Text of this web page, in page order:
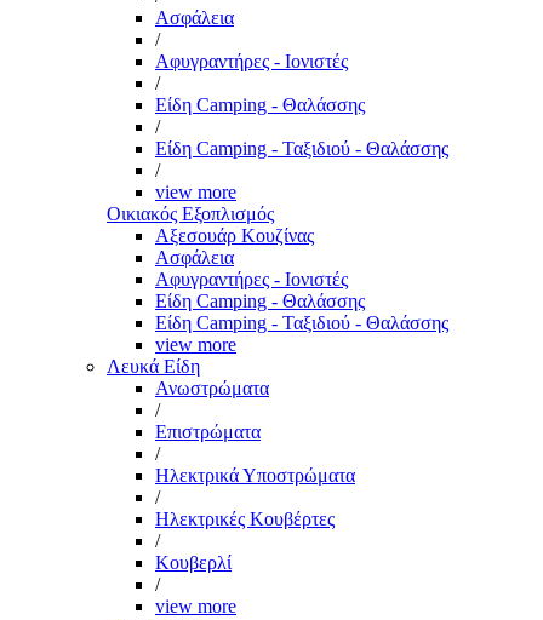
Ασφάλεια
/
Αφυγραντήρες - Ιονιστές
/
Είδη Camping - Θαλάσσης
/
Είδη Camping - Ταξιδιού - Θαλάσσης
/
view more
Οικιακός Εξοπλισμός
Αξεσουάρ Κουζίνας
Ασφάλεια
Αφυγραντήρες - Ιονιστές
Είδη Camping - Θαλάσσης
Είδη Camping - Ταξιδιού - Θαλάσσης
view more
Λευκά Είδη
Ανωστρώματα
/
Επιστρώματα
/
Ηλεκτρικά Υποστρώματα
/
Ηλεκτρικές Κουβέρτες
/
Κουβερλί
/
view more